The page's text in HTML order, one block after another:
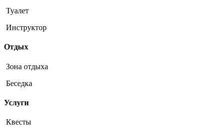
Туалет
Инструктор
Отдых
Зона отдыха
Беседка
Услуги
Квесты